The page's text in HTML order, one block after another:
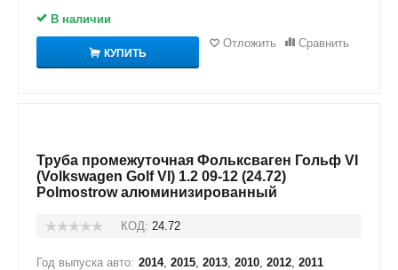
В наличии
КУПИТЬ
Отложить Сравнить
Труба промежуточная Фольксваген Гольф VI
(Volkswagen Golf VI) 1.2 09-12 (24.72)
Polmostrow алюминизированный
КОД: 24.72
Год выпуска авто: 2014, 2015, 2013, 2010, 2012, 2011